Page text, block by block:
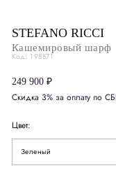
STEFANO RICCI
Кашемировый шарф
Код: 198871
249 900 ₽
Скидка 3% за оплату по
Цвет:
Зеленый